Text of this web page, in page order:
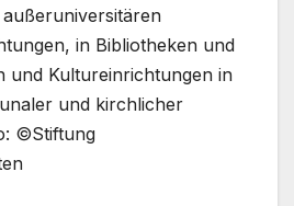
in Bibliotheken und
und Kultureinrichtungen in
und kirchlicher
©Stiftung